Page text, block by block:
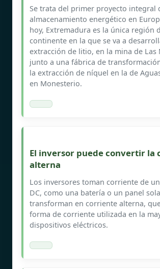
Se trata del primer proyecto integral
almacenamiento energético en
hoy, Extremadura es la única región
continente en la que se va a
extracción de litio, en la mina de Las
junto a una fábrica de
la extracción de níquel en la de
en Monesterio.
El inversor puede convertir la
alterna
Los inversores toman corriente de
DC, como una batería o un panel
transforman en corriente alterna,
forma de corriente utilizada en la
dispositivos eléctricos.